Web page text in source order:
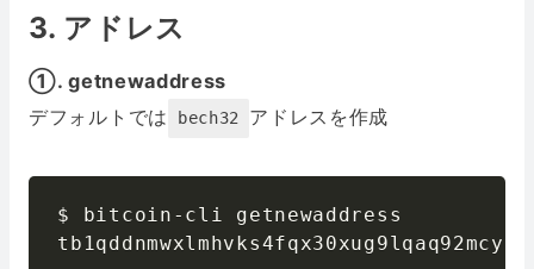
3. アドレス
①. getnewaddress
デフォルトでは
bech32 アドレスを作成
$ bitcoin-cli getnewaddress